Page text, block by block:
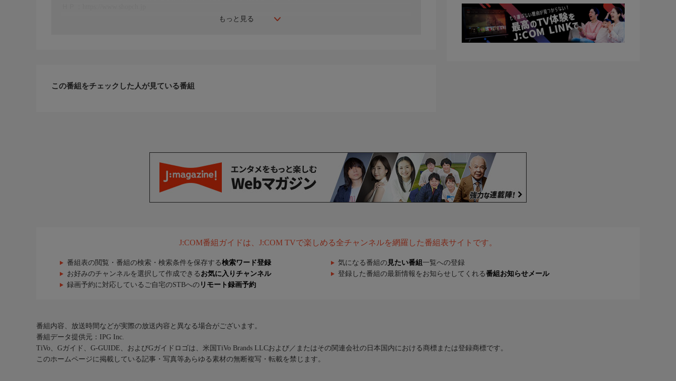
もっと見る
この番組をチェックした人が見ている番組
J:COM番組ガイドは、J:COM TVで楽しめる全チャンネルを網羅した番組表サイトです。
番組表の閲覧・番組の検索・検索条件を保存する検索ワード登録 気になる番組の 見たい番組 一覧への登録
お好みのチャンネルを選択して作成できる お気に入りチャンネル 登録した番組の最新情報をお知らせしてくれる番組お知らせメール
録画予約に対応しているご自宅のSTBへの リモート録画予約
番組内容、放送時間などが実際の放送内容と異なる場合がございます。
番組データ提供元：IPG Inc.
TiVo、Gガイド、G-GUIDE、およびGガイドロゴは、米国TiVo Brands LLCおよび／またはその関連会社の日本国内における商標または登録商標です。
このホームページに掲載している記事・写真等あらゆる素材の無断複写・転載を禁じます。